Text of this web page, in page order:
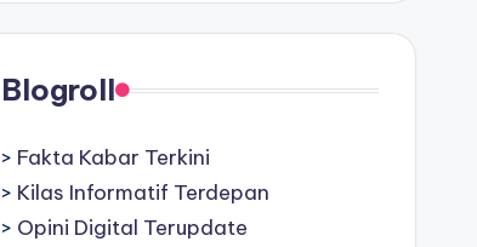
Blogroll
> Fakta Kabar Terkini
> Kilas Informatif Terdepan
> Opini Digital Terupdate